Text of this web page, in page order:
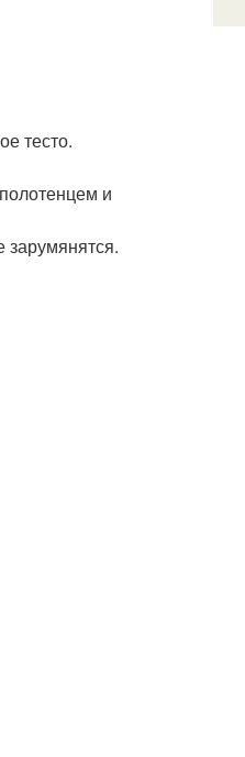
тесто.
и
зарумянятся.